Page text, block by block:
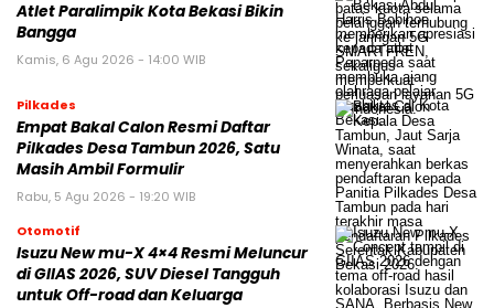
Atlet Paralimpik Kota Bekasi Bikin
Bangga
Kamis, 6 Agu 2026 - 14:00 WIB
Pilkades
Empat Bakal Calon Resmi Daftar
Pilkades Desa Tambun 2026, Satu
Masih Ambil Formulir
Rabu, 5 Agu 2026 - 19:20 WIB
Otomotif
Isuzu New mu-X 4×4 Resmi Meluncur
di GIIAS 2026, SUV Diesel Tangguh
untuk Off-road dan Keluarga